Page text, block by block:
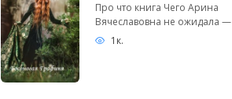
Про что книга Чего Арина
Вячеславовна не ожидала —
1к.